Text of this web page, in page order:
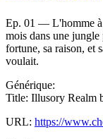
Ep. 01 — L'homme à
mois dans une
fortune, sa raison, et
voulait.
Générique:
Title: Illusory Realm
URL: https://